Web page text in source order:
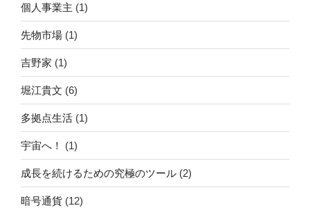
個人事業主 (1)
先物市場 (1)
吉野家 (1)
堀江貴文 (6)
多拠点生活 (1)
宇宙へ！ (1)
成長を続けるための究極のツール (2)
暗号通貨 (12)